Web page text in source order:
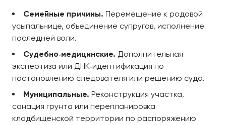
Семейные причины. Перемещение к родовой
усыпальнице, объединение супругов, исполнение
последней воли.
Судебно‑медицинские. Дополнительная
экспертиза или ДНК‑идентификация по
постановлению следователя или решению суда.
Муниципальные. Реконструкция участка,
санация грунта или перепланировка
кладбищенской территории по распоряжению